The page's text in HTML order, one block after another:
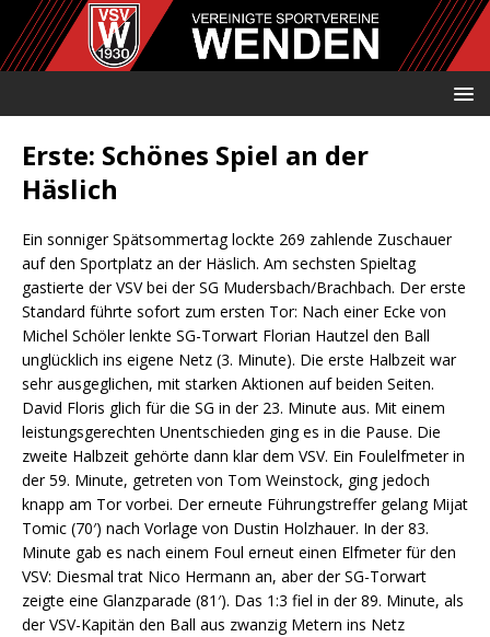
Erste: Schönes Spiel an der
Häslich
Ein sonniger Spätsommertag lockte 269 zahlende Zuschauer
auf den Sportplatz an der Häslich. Am sechsten Spieltag
gastierte der VSV bei der SG Mudersbach/Brachbach. Der erste
Standard führte sofort zum ersten Tor: Nach einer Ecke von
Michel Schöler lenkte SG-Torwart Florian Hautzel den Ball
unglücklich ins eigene Netz (3. Minute). Die erste Halbzeit war
sehr ausgeglichen, mit starken Aktionen auf beiden Seiten.
David Floris glich für die SG in der 23. Minute aus. Mit einem
leistungsgerechten Unentschieden ging es in die Pause. Die
zweite Halbzeit gehörte dann klar dem VSV. Ein Foulelfmeter in
der 59. Minute, getreten von Tom Weinstock, ging jedoch
knapp am Tor vorbei. Der erneute Führungstreffer gelang Mijat
Tomic (70′) nach Vorlage von Dustin Holzhauer. In der 83.
Minute gab es nach einem Foul erneut einen Elfmeter für den
VSV: Diesmal trat Nico Hermann an, aber der SG-Torwart
zeigte eine Glanzparade (81′). Das 1:3 fiel in der 89. Minute, als
der VSV-Kapitän den Ball aus zwanzig Metern ins Netz